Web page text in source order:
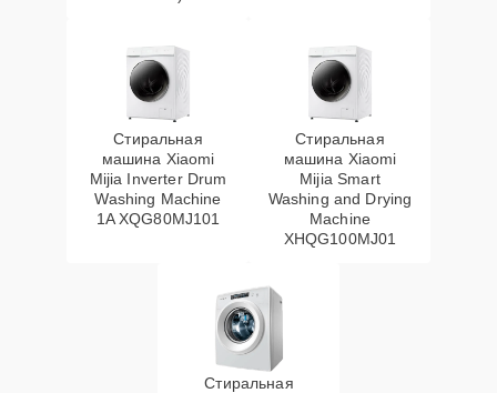
Стиральная
машина Xiaomi
Mijia Inverter Drum
Washing Machine
1A XQG80MJ101
Стиральная
машина Xiaomi
Mijia Smart
Washing and Drying
Machine
XHQG100MJ01
Стиральная